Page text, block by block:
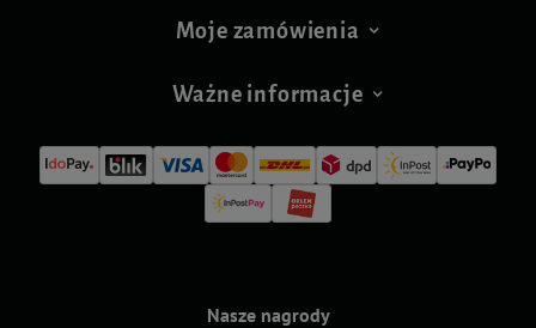
Moje zamówienia
Ważne informacje
Nasze nagrody